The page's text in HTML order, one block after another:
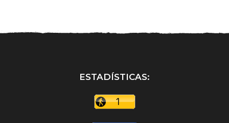
ESTADÍSTICAS: